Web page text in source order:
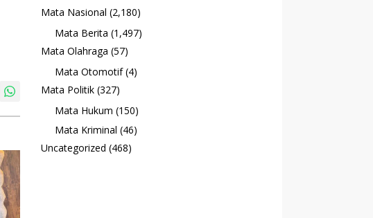
Mata Nasional (2,180)
Mata Berita (1,497)
Mata Olahraga (57)
Mata Otomotif(4)
Mata Politik (327)
Mata Hukum (150)
Mata Kriminal (46)
Uncategorized (468)